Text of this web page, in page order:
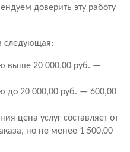
доверить эту работу
следующая:
выше 20 000,00 руб. —
до 20 000,00 руб. — 600,00
цена услуг составляет от
но не менее 1 500,00